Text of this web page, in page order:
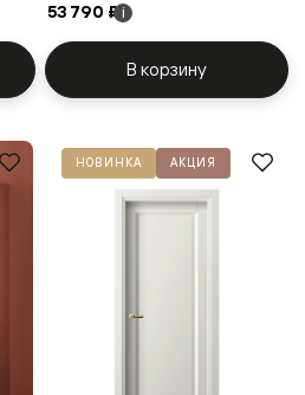
53 790 ₽ i
В корзину
НОВИНКА АКЦИЯ